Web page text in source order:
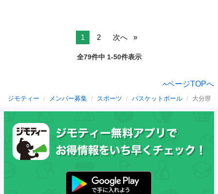
1 2 次へ
全79件中 1-50件表示
ページTOPへ
ジモティー メンバー募集 スポーツ バスケットボール 大分県